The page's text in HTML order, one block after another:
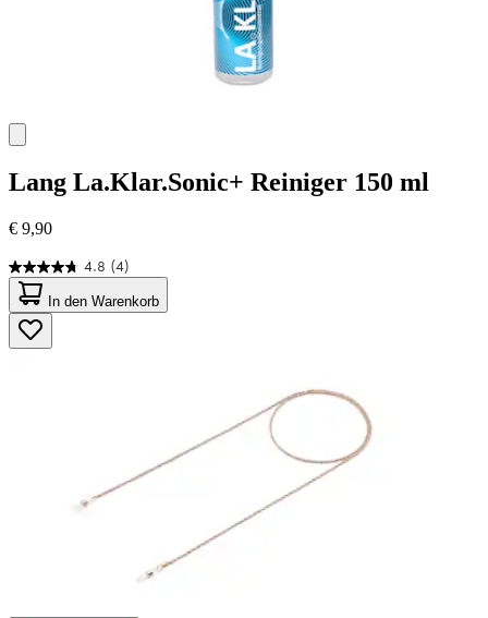
Lang La.Klar.Sonic+ Reiniger 150 ml
€ 9,90
4.8 (4)
4.8
von
5
Sternen.
4
In den Warenkorb